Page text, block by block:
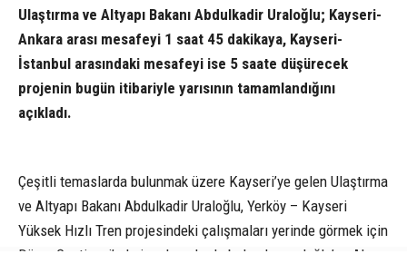
Ulaştırma ve Altyapı Bakanı Abdulkadir Uraloğlu; Kayseri-
Ankara arası mesafeyi 1 saat 45 dakikaya, Kayseri-
İstanbul arasındaki mesafeyi ise 5 saate düşürecek
projenin bugün itibariyle yarısının tamamlandığını
açıkladı.
Çeşitli temaslarda bulunmak üzere Kayseri’ye gelen Ulaştırma
ve Altyapı Bakanı Abdulkadir Uraloğlu, Yerköy – Kayseri
Yüksek Hızlı Tren projesindeki çalışmaları yerinde görmek için